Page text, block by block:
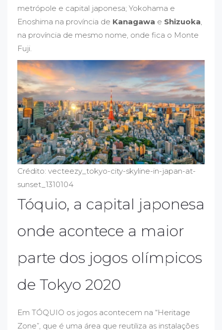
metrópole e capital japonesa; Yokohama e
Enoshima na província de Kanagawa e Shizuoka,
na província de mesmo nome, onde fica o Monte
Fuji.
Crédito: vecteezy_tokyo-city-skyline-in-japan-at-
sunset_1310104
Tóquio, a capital japonesa
onde acontece a maior
parte dos jogos olímpicos
de Tokyo 2020
Em TÓQUIO os jogos acontecem na “Heritage
Zone”, que é uma área que reutiliza as instalações